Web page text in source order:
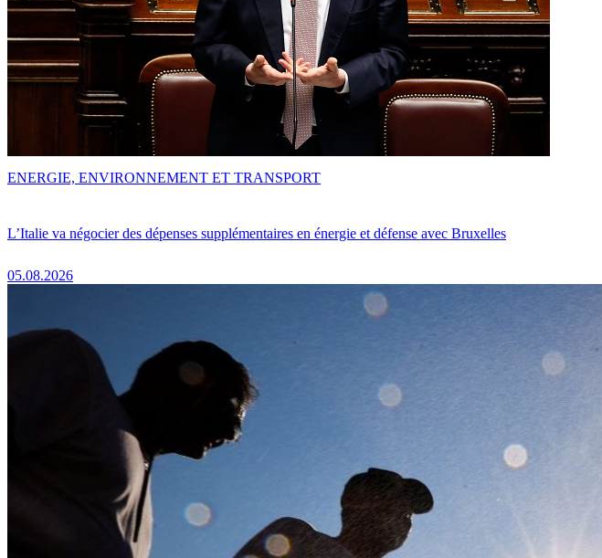
L’Italie va négocier des dépenses supplémentaires en énergie et défense avec Bruxelles
05.08.2026
ENERGIE, ENVIRONNEMENT ET TRANSPORT